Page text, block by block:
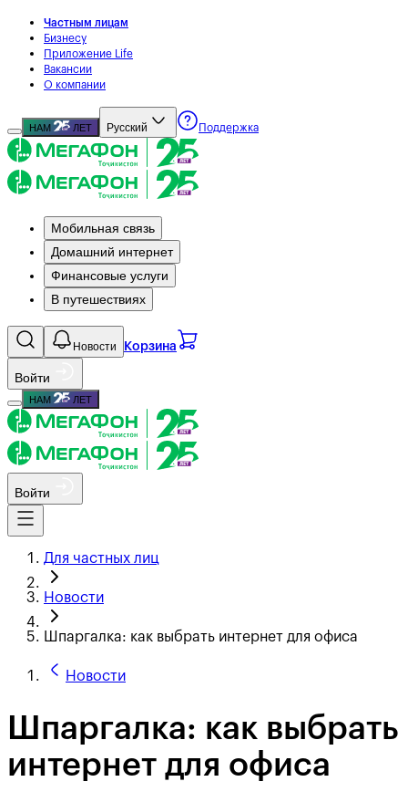
Частным лицам
Бизнесу
Приложение Life
Вакансии
О компании
НАМ ЛЕТ Русский Поддержка
Мобильная связь
Домашний интернет
Финансовые услуги
В путешествиях
Новости Корзина
Войти
НАМ ЛЕТ
Войти
Для частных лиц
Новости
Шпаргалка: как выбрать интернет для офиса
Новости
Шпаргалка: как выбрать
интернет для офиса